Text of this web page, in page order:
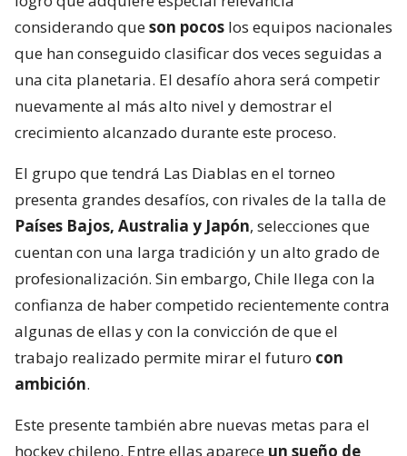
considerando queson pocos los equipos nacionales
que han conseguido clasificar dos veces seguidas a
una cita planetaria. El desafío ahora será competir
nuevamente al más alto nivel y demostrar el
crecimiento alcanzado durante este proceso.
El grupo que tendrá Las Diablas en el torneo
presenta grandes desafíos, con rivales de la talla de
Países Bajos, Australia y Japón, selecciones que
cuentan con una larga tradición y un alto grado de
profesionalización. Sin embargo, Chile llega con la
confianza de haber competido recientemente contra
algunas de ellas y con la convicción de que el
trabajo realizado permite mirar el futuro con
ambición.
Este presente también abre nuevas metas para el
hockey chileno. Entre ellas aparece un sueño de